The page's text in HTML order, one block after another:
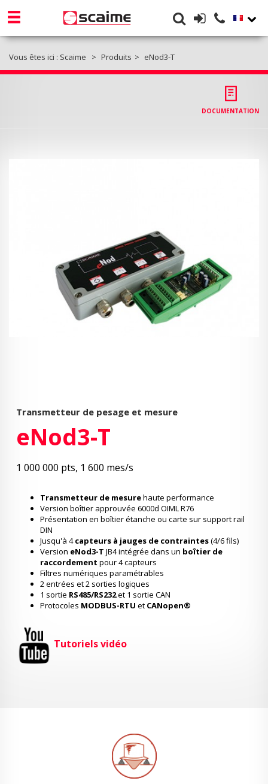
Vous êtes ici : Scaime Produits eNod3-T
DOCUMENTATION
Transmetteur de pesage et mesure
eNod3-T
1 000 000 pts, 1 600 mes/s
Transmetteur de mesurehaute performance
Version boîtier approuvée 6000d OIML R76
Présentation en boîtier étanche ou carte sur support rail
DIN
Jusqu'à 4capteurs à jauges de contraintes(4/6 fils)
Version eNod3-T JB4 intégrée dans un boîtier de
raccordement pour 4 capteurs
Filtres numériques paramétrables
2 entrées et 2 sorties logiques
1 sortie RS485/RS232et 1 sortie CAN
Protocoles MODBUS-RTU et CANopen®
Tutoriels vidéo